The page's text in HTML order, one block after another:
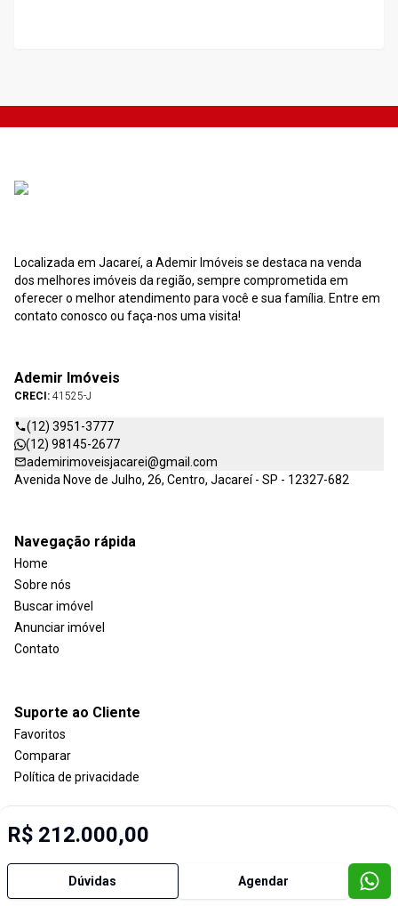
R$ 212.000,00
Dúvidas Agendar
Localizada em Jacareí, a Ademir Imóveis se destaca na venda
dos melhores imóveis da região, sempre comprometida em
oferecer o melhor atendimento para você e sua família. Entre em
contato conosco ou faça-nos uma visita!
Ademir Imóveis
CRECI: 41525-J
(12) 3951-3777
(12) 98145-2677
ademirimoveisjacarei@gmail.com
Avenida Nove de Julho, 26, Centro, Jacareí - SP - 12327-682
Navegação rápida
Home
Sobre nós
Buscar imóvel
Anunciar imóvel
Contato
Suporte ao Cliente
Favoritos
Comparar
Política de privacidade
Selo de Tecnologia Loft